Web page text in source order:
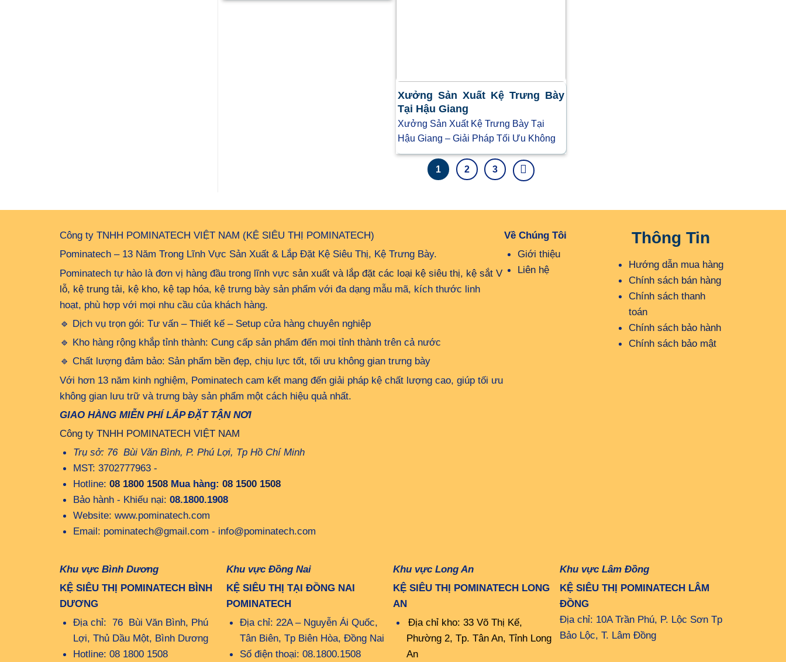
Xưởng Sản Xuất Kệ Trưng Bày
Tại Hậu Giang
Xưởng Sản Xuất Kệ Trưng Bày Tại
Hậu Giang – Giải Pháp Tối Ưu Không
1 2 3
Công ty TNHH POMINATECH VIỆT NAM (KỆ SIÊU THỊ POMINATECH)
Pominatech – 13 Năm Trong Lĩnh Vực Sản Xuất & Lắp Đặt Kệ Siêu Thị, Kệ Trưng Bày.
Pominatech tự hào là đơn vị hàng đầu trong lĩnh vực sản xuất và lắp đặt các loại kệ siêu thị, kệ sắt V
lỗ, kệ trung tải, kệ kho, kệ tạp hóa, kệ trưng bày sản phẩm với đa dạng mẫu mã, kích thước linh
hoạt, phù hợp với mọi nhu cầu của khách hàng.
🔹 Dịch vụ trọn gói: Tư vấn – Thiết kế – Setup cửa hàng chuyên nghiệp
🔹 Kho hàng rộng khắp tỉnh thành: Cung cấp sản phẩm đến mọi tỉnh thành trên cả nước
🔹 Chất lượng đảm bảo: Sản phẩm bền đẹp, chịu lực tốt, tối ưu không gian trưng bày
Với hơn 13 năm kinh nghiệm, Pominatech cam kết mang đến giải pháp kệ chất lượng cao, giúp tối ưu
không gian lưu trữ và trưng bày sản phẩm một cách hiệu quả nhất.
GIAO HÀNG MIỄN PHÍ LẮP ĐẶT TẬN NƠI
Công ty TNHH POMINATECH VIỆT NAM
Trụ sở: 76 Bùi Văn Bình, P. Phú Lợi, Tp Hồ Chí Minh
MST: 3702777963 -
Hotline: 08 1800 1508Mua hàng: 08 1500 1508
Bảo hành - Khiếu nại: 08.1800.1908
Website: www.pominatech.com
Email: pominatech@gmail.com - info@pominatech.com
Về Chúng Tôi
Giới thiệu
Liên hệ
Thông Tin
Hướng dẫn mua hàng
Chính sách bán hàng
Chính sách thanh
toán
Chính sách bảo hành
Chính sách bảo mật
Khu vực Bình Dương
KỆ SIÊU THỊ POMINATECH BÌNH
DƯƠNG
Địa chỉ: 76 Bùi Văn Bình, Phú
Lợi, Thủ Dầu Một, Bình Dương
Hotline: 08 1800 1508
Khu vực Đồng Nai
KỆ SIÊU THỊ TẠI ĐỒNG NAI
POMINATECH
Địa chỉ: 22A – Nguyễn Ái Quốc,
Tân Biên, Tp Biên Hòa, Đồng Nai
Số điện thoại: 08.1800.1508
Khu vực Long An
KỆ SIÊU THỊ POMINATECH LONG
AN
Địa chỉ kho: 33 Võ Thị Kế,
Phường 2, Tp. Tân An, Tỉnh Long
An
Khu vực Lâm Đồng
KỆ SIÊU THỊ POMINATECH LÂM
ĐỒNG
Địa chỉ: 10A Trần Phú, P. Lộc Sơn Tp
Bảo Lộc, T. Lâm Đồng